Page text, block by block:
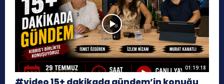
01:19:18